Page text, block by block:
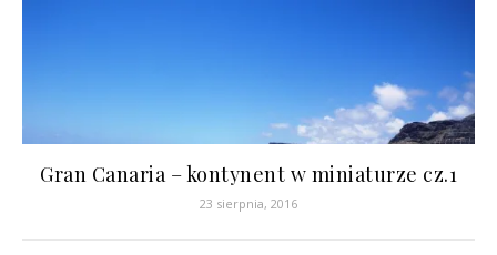
Gran Canaria – kontynent w miniaturze cz.1
23 sierpnia, 2016